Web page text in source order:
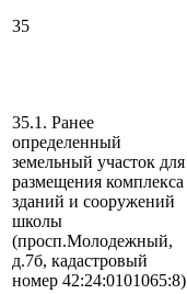
35
35.1. Ранее
определенный
земельный участок для
размещения комплекса
зданий и сооружений
школы
(просп.Молодежный,
д.7б, кадастровый
номер 42:24:0101065:8)